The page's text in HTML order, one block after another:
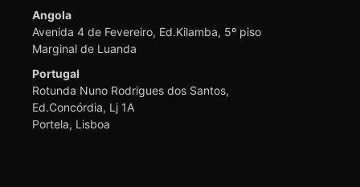
Angola
Avenida 4 de Fevereiro, Ed.Kilamba, 5º piso
Marginal de Luanda
Portugal
Rotunda Nuno Rodrigues dos Santos,
Ed.Concórdia, Lj 1A
Portela, Lisboa